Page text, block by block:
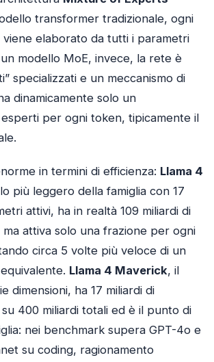
transformer tradizionale, ogni
elaborato da tutti i parametri
modello MoE, invece, la rete è
specializzati e un meccanismo di
dinamicamente solo un
per ogni token, tipicamente il
in termini di efficienza: Llama 4
più leggero della famiglia con 17
attivi, ha in realtà 109 miliardi di
attiva solo una frazione per ogni
circa 5 volte più veloce di un
Llama 4 Maverick, il
dimensioni, ha 17 miliardi di
400 miliardi totali ed è il punto di
nei benchmark supera GPT-4o e
su coding, ragionamento